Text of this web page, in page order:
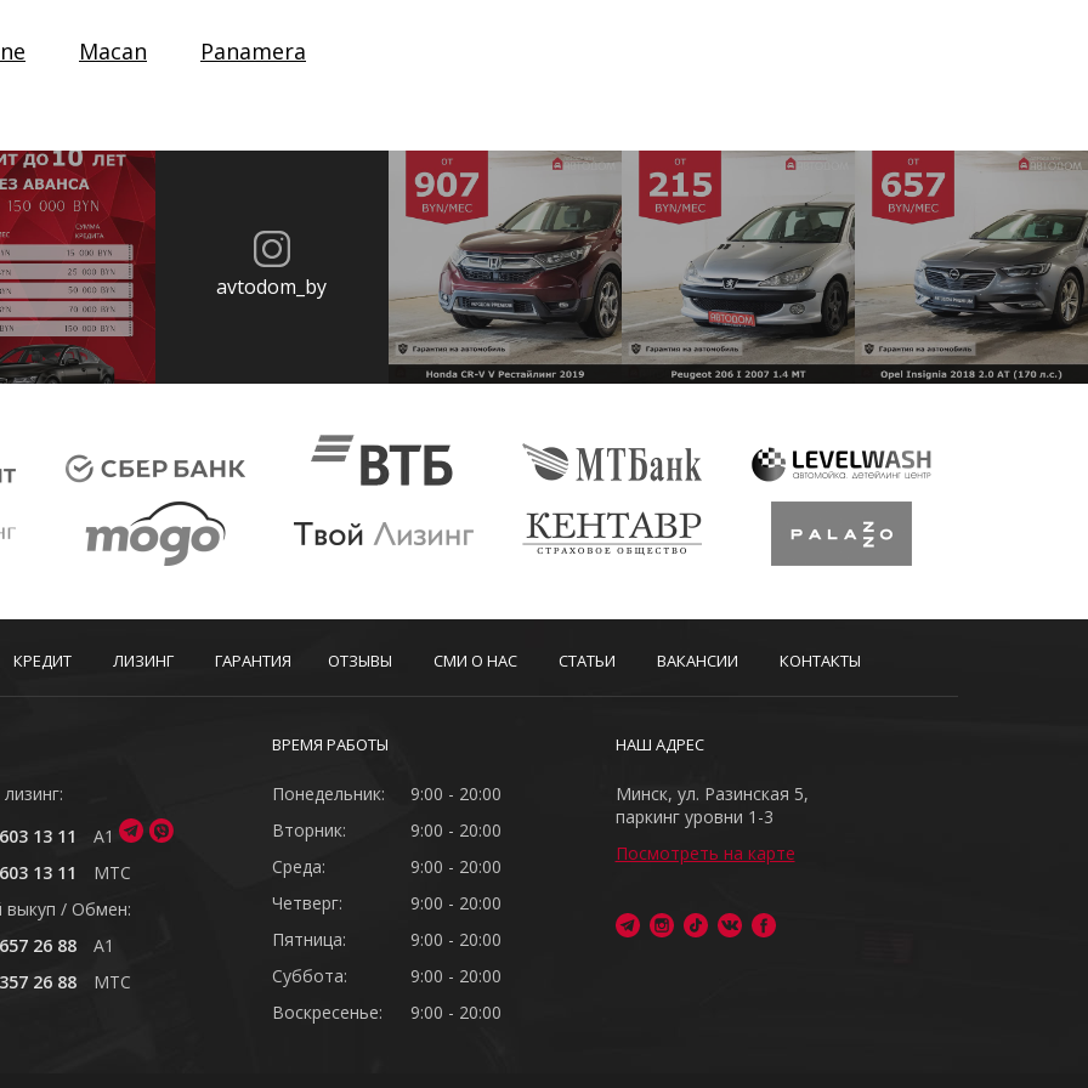
Macan Panamera
avtodom_by
КРЕДИТ ЛИЗИНГ ГАРАНТИЯ ОТЗЫВЫ СМИ О НАС СТАТЬИ ВАКАНСИИ КОНТАКТЫ
13 11
A1
13 11
MTC
выкуп / Обмен:
26 88
A1
26 88
MTC
ВРЕМЯ РАБОТЫ
Понедельник:
9:00 - 20:00
Вторник:
9:00 - 20:00
Среда:
9:00 - 20:00
Четверг:
9:00 - 20:00
Пятница:
9:00 - 20:00
Суббота:
9:00 - 20:00
Воскресенье:
9:00 - 20:00
НАШ АДРЕС
Минск, ул. Разинская 5,
паркинг уровни 1-3
Посмотреть на карте